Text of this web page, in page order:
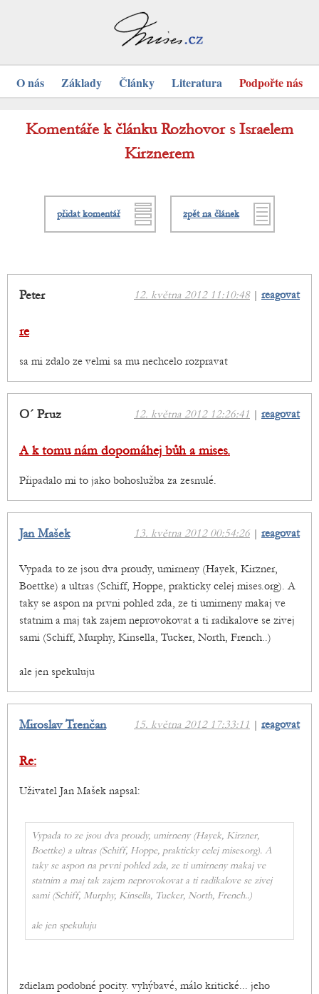
O nás Základy Články Literatura Podpořte nás
Komentáře k článku Rozhovor s Israelem
Kirznerem
přidat komentář zpět na článek
12. května 2012 11:10:48| reagovat
Peter
re
sa mi zdalo ze velmi sa mu nechcelo rozpravat
12. května 2012 12:26:41 | reagovat
O´ Pruz
A k tomu nám dopomáhej bůh a mises.
Připadalo mi to jako bohoslužba za zesnulé.
13. května 2012 00:54:26 | reagovat
Jan Mašek
Vypada to ze jsou dva proudy, umirneny (Hayek, Kirzner,
Boettke) a ultras (Schiff, Hoppe, prakticky celej mises.org). A
taky se aspon na prvni pohled zda, ze ti umirneny makaj ve
statnim a maj tak zajem neprovokovat a ti radikalove se zivej
sami (Schiff, Murphy, Kinsella, Tucker, North, French..)
ale jen spekuluju
15. května 2012 17:33:11 | reagovat
Miroslav Trenčan
Re:
Uživatel Jan Mašek napsal:
Vypada to ze jsou dva proudy, umirneny (Hayek, Kirzner,
Boettke) a ultras (Schiff, Hoppe, prakticky celej mises.org). A
taky se aspon na prvni pohled zda, ze ti umirneny makaj ve
statnim a maj tak zajem neprovokovat a ti radikalove se zivej
sami (Schiff, Murphy, Kinsella, Tucker, North, French..)
ale jen spekuluju
zdielam podobné pocity. vyhýbavé, málo kritické... jeho